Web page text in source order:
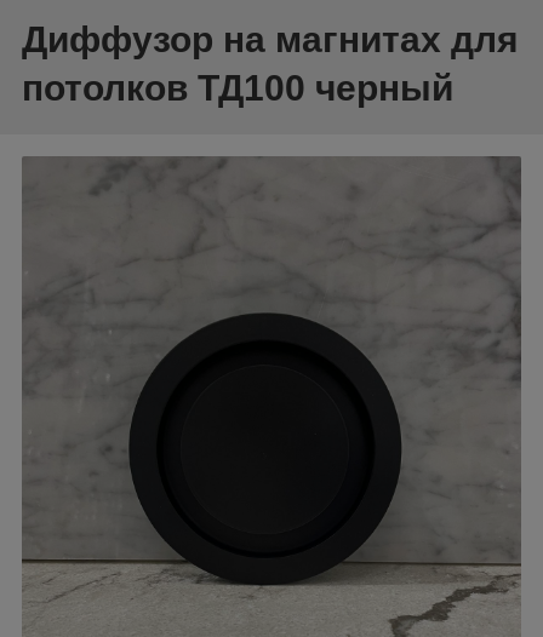
Диффузор на магнитах для
потолков ТД100 черный